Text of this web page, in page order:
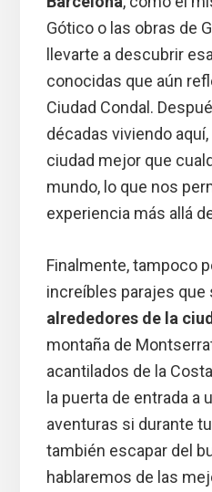
Gótico o las obras de
llevarte a descubrir
conocidas que aún
Ciudad Condal.
décadas viviendo
ciudad mejor que
mundo, lo que nos
experiencia más allá
Finalmente, tampoco
increíbles parajes que
alrededores de la
montaña de
acantilados de la
la puerta de entrada a
aventuras si durante
también escapar del
hablaremos de las